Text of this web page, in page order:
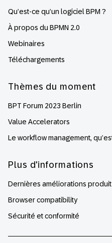
Qu’est-ce qu’un logiciel BPM ?
À propos du BPMN 2.0
Webinaires
Téléchargements
Thèmes du moment
BPT Forum 2023 Berlin
Value Accelerators
Le workflow management,
Plus d'informations
Dernières améliorations produit
Browser compatibility
Sécurité et conformité